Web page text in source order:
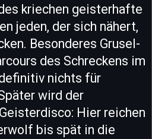
kriechen geisterhafte
jeden, der sich nähert,
Besonderes Grusel-
des Schreckens im
nichts für
wird der
Hier reichen
bis spät in die